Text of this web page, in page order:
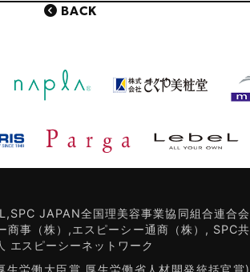
BACK
JAPAN全国理美容事業協同組合連合会
商事（株）,エスピーシー通商（株）, SPC共
エスピーシーネットワーク